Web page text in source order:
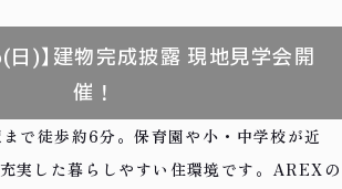
日)】建物完成披露 現地見学会開
催！
まで徒歩約6分。保育園や小・中学校が近
実した暮らしやすい住環境です。AREXの